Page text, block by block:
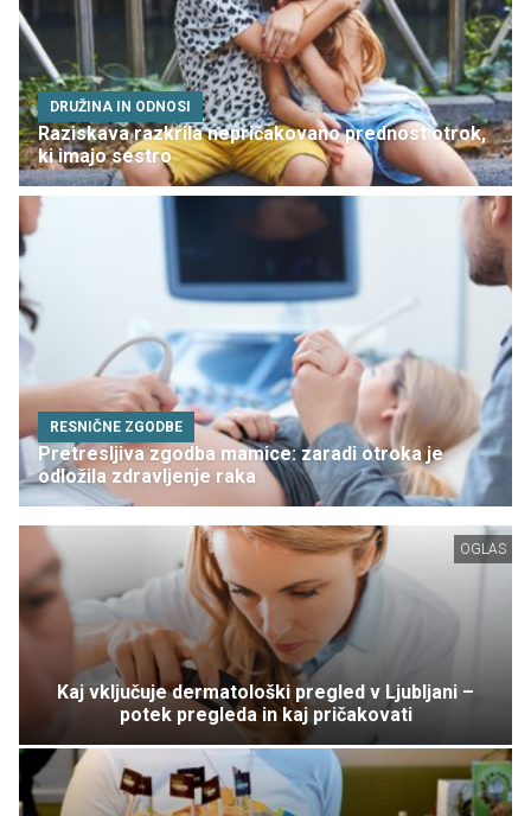
DRUŽINA IN ODNOSI
Raziskava razkrila nepričakovano prednost otrok,
ki imajo sestro
RESNIČNE ZGODBE
Pretresljiva zgodba mamice: zaradi otroka je
odložila zdravljenje raka
OGLAS
Kaj vključuje dermatološki pregled v Ljubljani –
potek pregleda in kaj pričakovati